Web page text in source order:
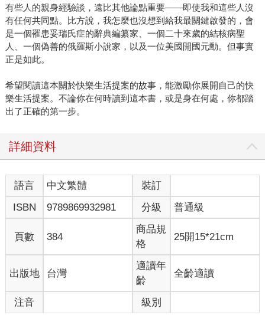
有些人的親身經驗談，遠比其他論點重要——即使我和這些人沒
有任何共同點。比方說，我怎麼也沒想到給我最關鍵啟發的，會
是一個罹患妥瑞氏症的辭典編纂家、一個二十來歲的結核病聖
人、一個偽善的俄羅斯小說家，以及一位美國開國元勳。但事實
正是如此。
希望閱讀這本關於快樂生活提案的故事，能激勵你展開自己的快
樂生活提案。不論你在何時讀到這本書，或是身在何處，你都踏
出了正確的第一步。
詳細資料
語言 中文繁體
裝訂
ISBN
9789869932981 分級 普通級
頁數 384
商品規
格
25開15*21cm
出版地 台灣
適讀年
齡
全齡適讀
注音 級別